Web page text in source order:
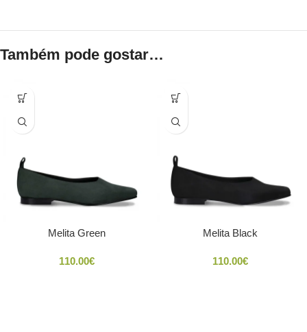
Também pode gostar…
Melita Green
110.00€
Melita Black
110.00€